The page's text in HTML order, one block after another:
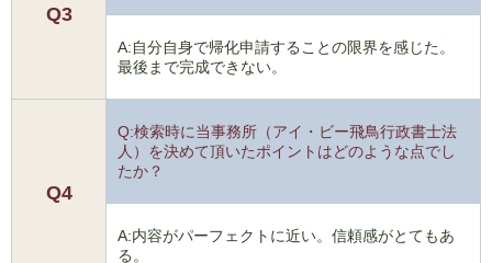
Q3
A:自分自身で帰化申請することの限界を感じた。
最後まで完成できない。
Q4
Q:検索時に当事務所（アイ・ビー飛鳥行政書士法
人）を決めて頂いたポイントはどのような点でし
たか？
A:内容がパーフェクトに近い。信頼感がとてもあ
る。